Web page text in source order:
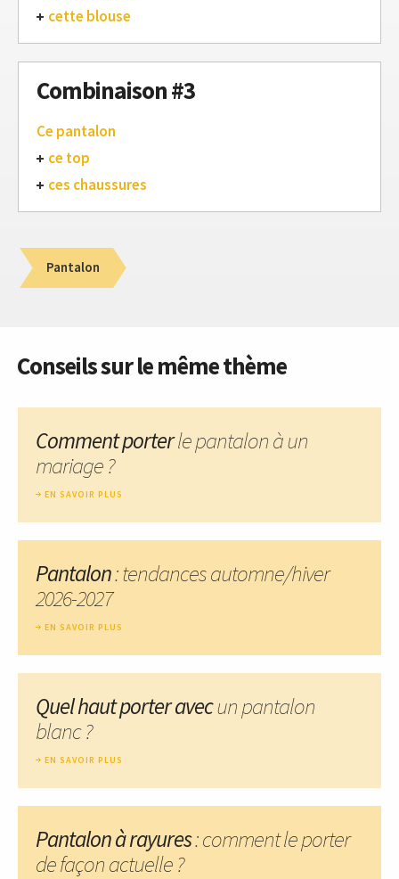
cette blouse
Combinaison #3
Ce pantalon
ce top
ces chaussures
Pantalon
Conseils sur le même thème
Comment porterle pantalon à un
mariage ?
EN SAVOIR PLUS
Pantalon: tendances automne/hiver
2026-2027
EN SAVOIR PLUS
Quel haut porter avecun pantalon
blanc ?
EN SAVOIR PLUS
Pantalon à rayures: comment le porter
de façon actuelle ?